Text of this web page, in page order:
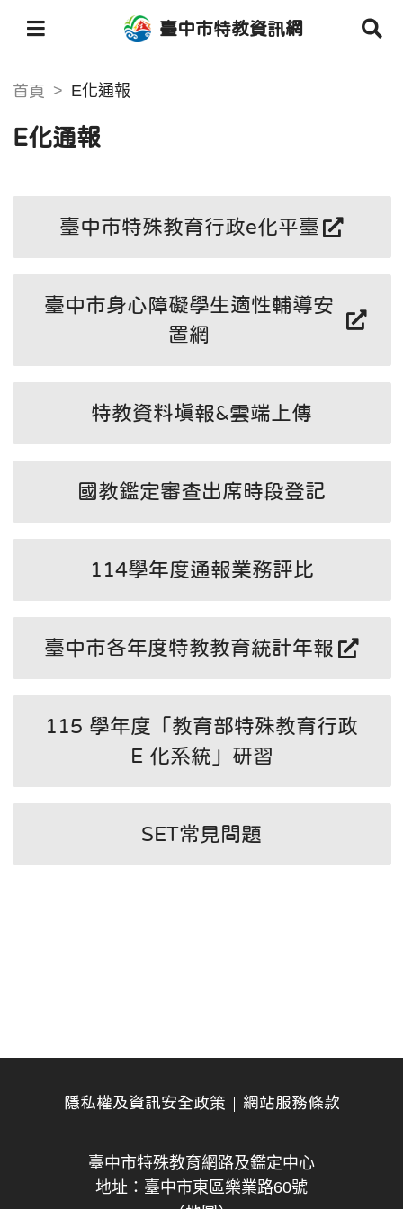
臺中市特教資訊網
首頁 E化通報
E化通報
臺中市特殊教育行政e化平臺
臺中市身心障礙學生適性輔導安
置網
特教資料填報&雲端上傳
國教鑑定審查出席時段登記
114學年度通報業務評比
臺中市各年度特教教育統計年報
115 學年度「教育部特殊教育行政
E 化系統」研習
SET常見問題
隱私權及資訊安全政策 網站服務條款
臺中市特殊教育網路及鑑定中心
地址：臺中市東區樂業路60號